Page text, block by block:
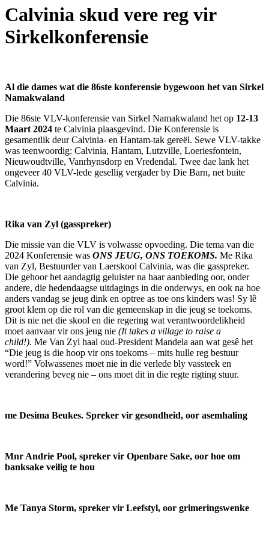
Calvinia skud vere reg vir
Sirkelkonferensie
Al die dames wat die 86ste konferensie bygewoon het van Sirkel
Namakwaland
Die 86ste VLV-konferensie van Sirkel Namakwaland het op 12-13
Maart 2024 te Calvinia plaasgevind. Die Konferensie is
gesamentlik deur Calvinia- en Hantam-tak gereël. Sewe VLV-takke
was teenwoordig: Calvinia, Hantam, Lutzville, Loeriesfontein,
Nieuwoudtville, Vanrhynsdorp en Vredendal. Twee dae lank het
ongeveer 40 VLV-lede gesellig vergader by Die Barn, net buite
Calvinia.
Rika van Zyl (gasspreker)
Die missie van die VLV is volwasse opvoeding. Die tema van die
2024 Konferensie was ONS JEUG, ONS TOEKOMS. Me Rika
van Zyl, Bestuurder van Laerskool Calvinia, was die gasspreker.
Die gehoor het aandagtig geluister na haar aanbieding oor, onder
andere, die hedendaagse uitdagings in die onderwys, en ook na hoe
anders vandag se jeug dink en optree as toe ons kinders was! Sy lê
groot klem op die rol van die gemeenskap in die jeug se toekoms.
Dit is nie net die skool en die regering wat verantwoordelikheid
moet aanvaar vir ons jeug nie (It takes a village to raise a
child!). Me Van Zyl haal oud-President Mandela aan wat gesê het
“Die jeug is die hoop vir ons toekoms – mits hulle reg bestuur
word!” Volwassenes moet nie in die verlede bly vassteek en
verandering beveg nie – ons moet dit in die regte rigting stuur.
me Desima Beukes. Spreker vir gesondheid, oor asemhaling
Mnr Andrie Pool, spreker vir Openbare Sake, oor hoe om
banksake veilig te hou
Me Tanya Storm, spreker vir Leefstyl, oor grimeringswenke